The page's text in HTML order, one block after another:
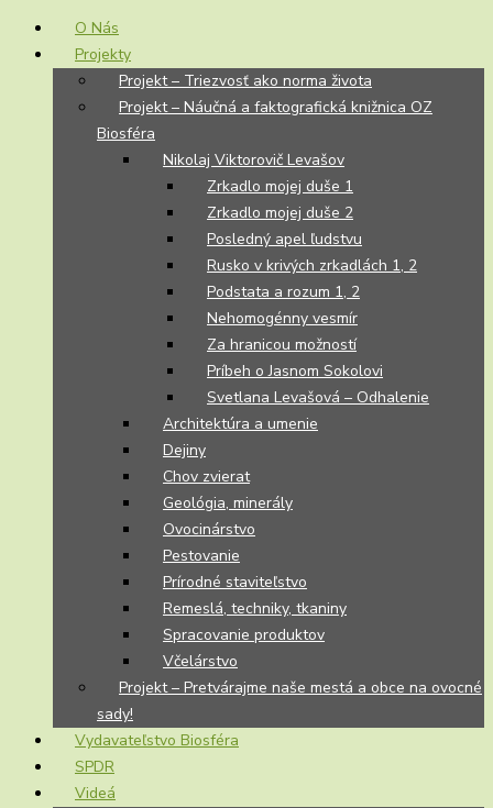
O Nás
Projekty
Projekt – Triezvosť ako norma života
Projekt – Náučná a faktografická knižnica OZ
Biosféra
Nikolaj Viktorovič Levašov
Zrkadlo mojej duše 1
Zrkadlo mojej duše 2
Posledný apel ľudstvu
Rusko v krivých zrkadlách 1, 2
Podstata a rozum 1, 2
Nehomogénny vesmír
Za hranicou možností
Príbeh o Jasnom Sokolovi
Svetlana Levašová – Odhalenie
Architektúra a umenie
Dejiny
Chov zvierat
Geológia, minerály
Ovocinárstvo
Pestovanie
Prírodné staviteľstvo
Remeslá, techniky, tkaniny
Spracovanie produktov
Včelárstvo
Projekt – Pretvárajme naše mestá a obce na ovocné
sady!
Vydavateľstvo Biosféra
SPDR
Videá